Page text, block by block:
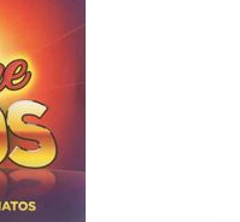
abençoado virgem
Romana
Marques casar
os topamosTrio os
Starlith brincar
mexe que eu gosto